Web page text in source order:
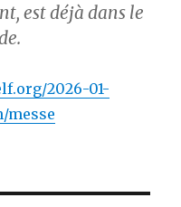
est déjà dans le
2026-01-
messe